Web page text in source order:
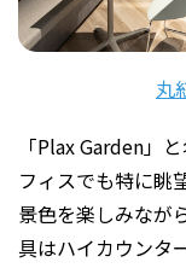
丸
「Plax Garden」
フィスでも特に眺
景色を楽しみなが
具はハイカウンタ